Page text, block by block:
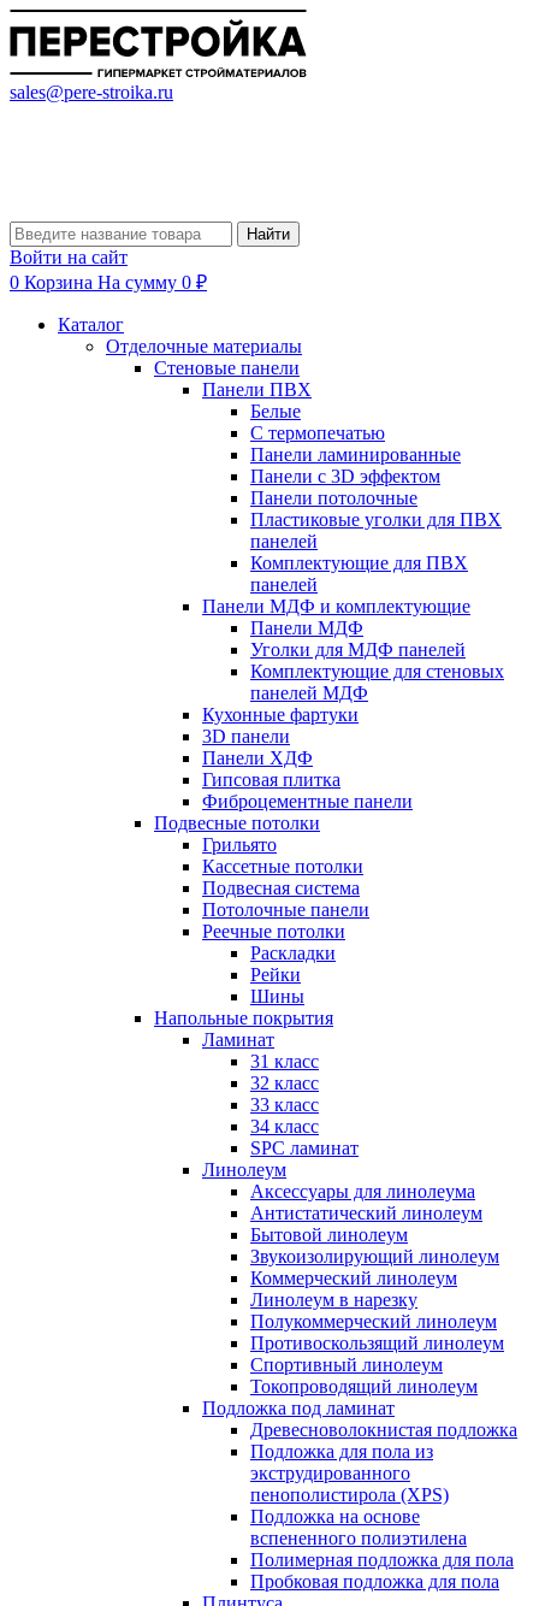
sales@pere-stroika.ru
Найти
Войти на сайт
0 Корзина На сумму 0 ₽
Каталог
Отделочные материалы
Стеновые панели
Панели ПВХ
Белые
С термопечатью
Панели ламинированные
Панели с 3D эффектом
Панели потолочные
Пластиковые уголки для ПВХ
панелей
Комплектующие для ПВХ
панелей
Панели МДФ и комплектующие
Панели МДФ
Уголки для МДФ панелей
Комплектующие для стеновых
панелей МДФ
Кухонные фартуки
3D панели
Панели ХДФ
Гипсовая плитка
Фиброцементные панели
Подвесные потолки
Грильято
Кассетные потолки
Подвесная система
Потолочные панели
Реечные потолки
Раскладки
Рейки
Шины
Напольные покрытия
Ламинат
31 класс
32 класс
33 класс
34 класс
SPC ламинат
Линолеум
Аксессуары для линолеума
Антистатический линолеум
Бытовой линолеум
Звукоизолирующий линолеум
Коммерческий линолеум
Линолеум в нарезку
Полукоммерческий линолеум
Противоскользящий линолеум
Спортивный линолеум
Токопроводящий линолеум
Подложка под ламинат
Древесноволокнистая подложка
Подложка для пола из
экструдированного
пенополистирола (XPS)
Подложка на основе
вспененного полиэтилена
Полимерная подложка для пола
Пробковая подложка для пола